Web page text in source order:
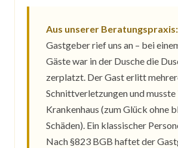
Aus unserer Beratungspraxis:
Gastgeber rief uns an – bei
Gäste war in der Dusche die
zerplatzt. Der Gast erlitt
Schnittverletzungen und musste
Krankenhaus (zum Glück ohne
Schäden). Ein klassischer
Nach §823 BGB haftet der